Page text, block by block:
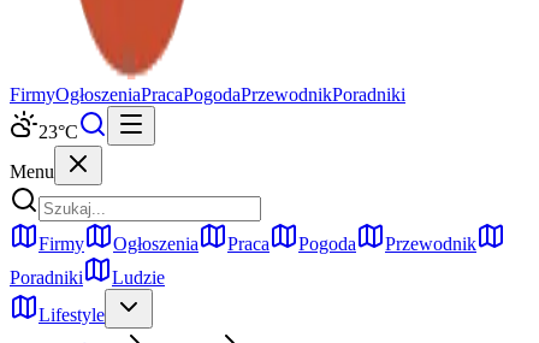
FirmyOgłoszeniaPracaPogodaPrzewodnikPoradniki
23°C
Menu
Firmy Ogłoszenia Praca Pogoda
Przewodnik
Poradniki
Ludzie
Lifestyle